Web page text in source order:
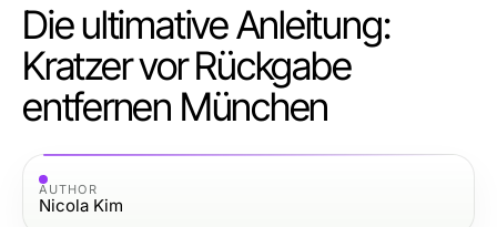
Die ultimative Anleitung:
Kratzer vor Rückgabe
entfernen München
AUTHOR
Nicola Kim